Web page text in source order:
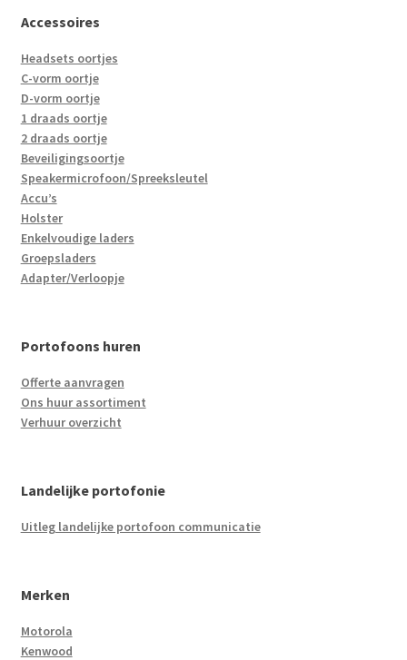
Accessoires
Headsets oortjes
C-vorm oortje
D-vorm oortje
1 draads oortje
2 draads oortje
Beveiligingsoortje
Speakermicrofoon/Spreeksleutel
Accu’s
Holster
Enkelvoudige laders
Groepsladers
Adapter/Verloopje
Portofoons huren
Offerte aanvragen
Ons huur assortiment
Verhuur overzicht
Landelijke portofonie
Uitleg landelijke portofoon communicatie
Merken
Motorola
Kenwood